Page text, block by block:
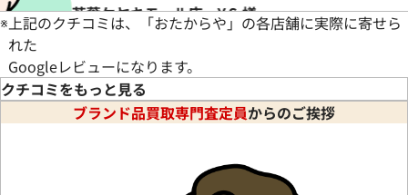
若葉ケヤキモール店 Y.S.様
※ 上記のクチコミは、「おたからや」の各店舗に実際に寄せら
れた
Googleレビューになります。
クチコミをもっと見る
ブランド品買取専門査定員からのご挨拶